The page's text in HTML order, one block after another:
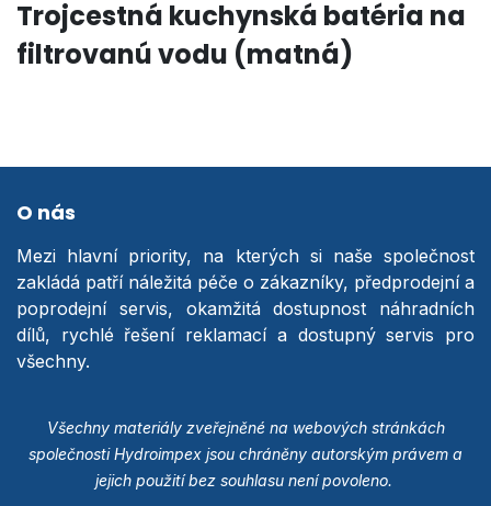
Trojcestná kuchynská batéria na
filtrovanú vodu (matná)
O nás
Mezi hlavní priority, na kterých si naše společnost
zakládá patří náležitá péče o zákazníky, předprodejní a
poprodejní servis, okamžitá dostupnost náhradních
dílů, rychlé řešení reklamací a dostupný servis pro
všechny.
Všechny materiály zveřejněné na webových stránkách
společnosti Hydroimpex jsou chráněny autorským právem a
jejich použití bez souhlasu není povoleno.